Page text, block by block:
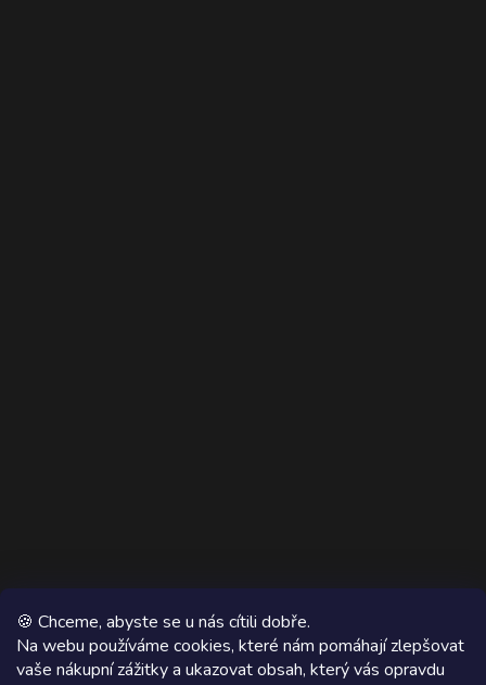
🍪 Chceme, abyste se u nás cítili dobře.
Na webu používáme cookies, které nám pomáhají zlepšovat
vaše nákupní zážitky a ukazovat obsah, který vás opravdu